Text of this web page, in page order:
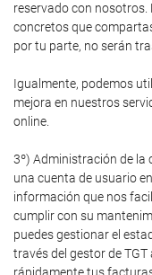
reservado con
concretos que
por tu parte, no serán
Igualmente, podemos
mejora en nuestros
online.
3º) Administración de la
una cuenta de usuario
información que nos
cumplir con su
puedes gestionar el
través del gestor de